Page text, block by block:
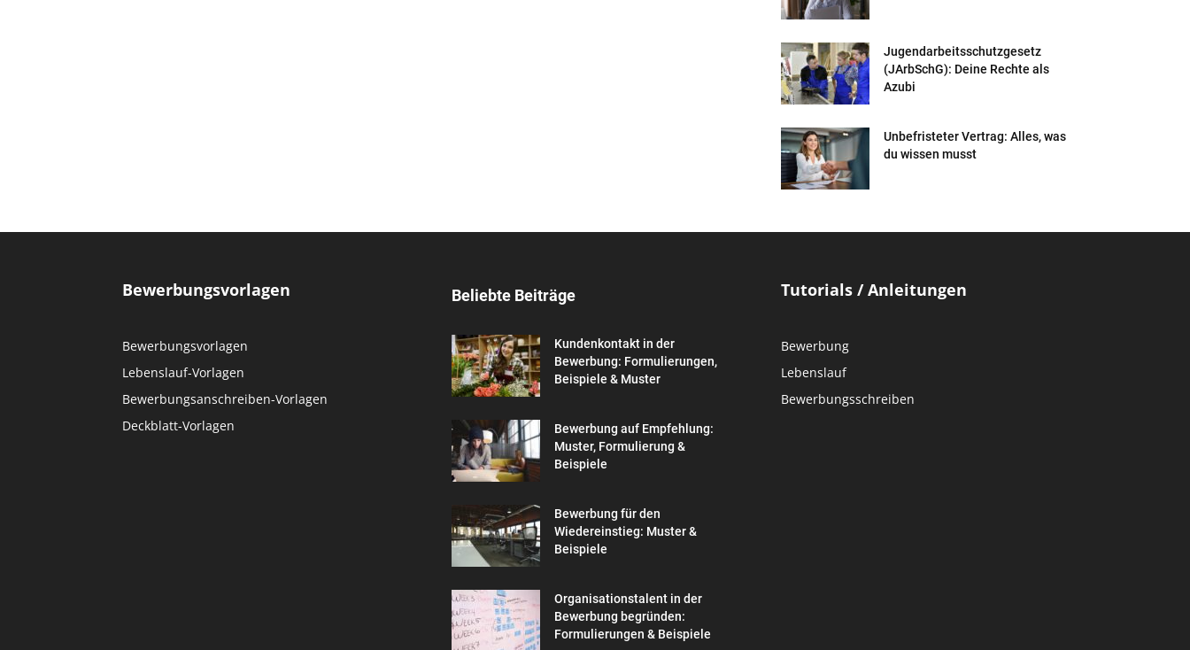
Jugendarbeitsschutzgesetz
(JArbSchG): Deine Rechte als
Azubi
Unbefristeter Vertrag: Alles, was
du wissen musst
Bewerbungsvorlagen
Bewerbungsvorlagen
Lebenslauf-Vorlagen
Bewerbungsanschreiben-Vorlagen
Deckblatt-Vorlagen
Beliebte Beiträge
Kundenkontakt in der
Bewerbung: Formulierungen,
Beispiele & Muster
Bewerbung auf Empfehlung:
Muster, Formulierung &
Beispiele
Bewerbung für den
Wiedereinstieg: Muster &
Beispiele
Organisationstalent in der
Bewerbung begründen:
Formulierungen & Beispiele
Tutorials / Anleitungen
Bewerbung
Lebenslauf
Bewerbungsschreiben